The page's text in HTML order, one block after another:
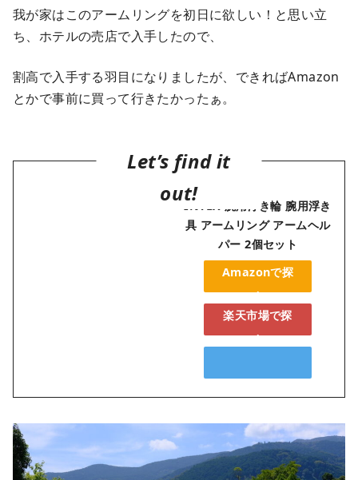
我が家はこのアームリングを初日に欲しい！と思い立
ち、ホテルの売店で入手したので、
割高で入手する羽目になりましたが、できればAmazon
とかで事前に買って行きたかったぁ。
INTEX 腕用浮き輪 腕用浮き
具 アームリング アームヘル
パー 2個セット
Amazonで探
す
楽天市場で探
す